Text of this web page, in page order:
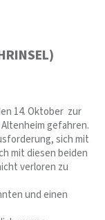
14. Oktober zur
gefahren.
sich mit
mit diesen beiden
verloren zu
und einen